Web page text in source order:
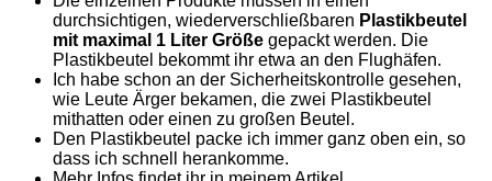
durchsichtigen, wiederverschließbaren Plastikbeutel
mit maximal 1 Liter Größe gepackt werden. Die
Plastikbeutel bekommt ihr etwa an den Flughäfen.
Ich habe schon an der Sicherheitskontrolle gesehen,
wie Leute Ärger bekamen, die zwei Plastikbeutel
mithatten oder einen zu großen Beutel.
Den Plastikbeutel packe ich immer ganz oben ein, so
dass ich schnell herankomme.